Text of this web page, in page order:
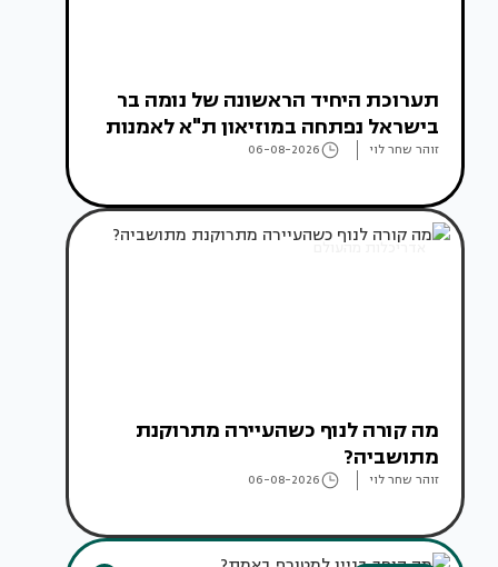
תערוכת היחיד הראשונה של נומה בר
בישראל נפתחה במוזיאון ת"א לאמנות
זוהר שחר לוי 06-08-2026
אדריכלות מהעולם
מה קורה לנוף כשהעיירה מתרוקנת
מתושביה?
זוהר שחר לוי 06-08-2026